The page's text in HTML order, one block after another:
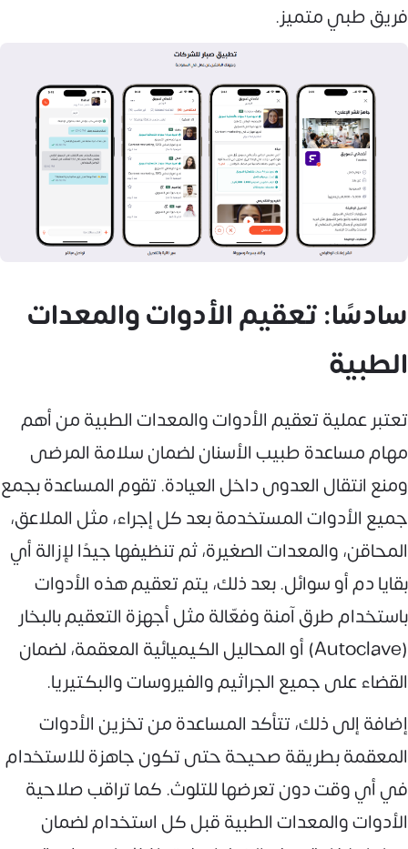
فريق طبي متميز.
سادسًا: تعقيم الأدوات والمعدات
الطبية
تعتبر عملية تعقيم الأدوات والمعدات الطبية من أهم
مهام مساعدة طبيب الأسنان لضمان سلامة المرضى
ومنع انتقال العدوى داخل العيادة. تقوم المساعدة بجمع
جميع الأدوات المستخدمة بعد كل إجراء، مثل الملاعق،
المحاقن، والمعدات الصغيرة، ثم تنظيفها جيدًا لإزالة أي
بقايا دم أو سوائل. بعد ذلك، يتم تعقيم هذه الأدوات
باستخدام طرق آمنة وفعّالة مثل أجهزة التعقيم بالبخار
(Autoclave) أو المحاليل الكيميائية المعقمة، لضمان
القضاء على جميع الجراثيم والفيروسات والبكتيريا.
إضافة إلى ذلك، تتأكد المساعدة من تخزين الأدوات
المعقمة بطريقة صحيحة حتى تكون جاهزة للاستخدام
في أي وقت دون تعرضها للتلوث. كما تراقب صلاحية
الأدوات والمعدات الطبية قبل كل استخدام لضمان